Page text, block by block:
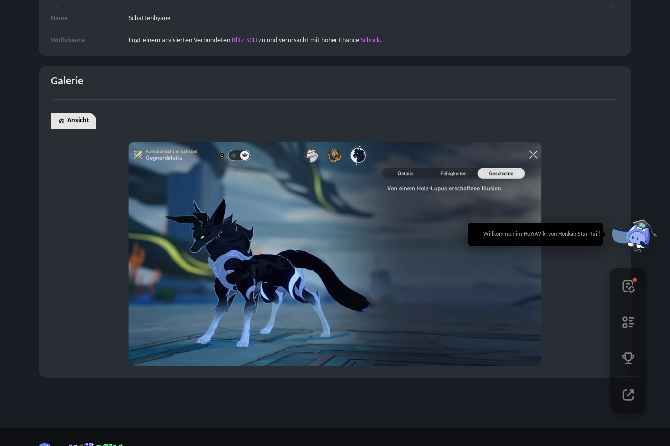
🎉 Willkommen im HoYoWiki von Honkai: Star Rail!
Name Schattenhyäne
Wolfsbeute Fügt einem anvisierten Verbündeten Blitz-SCH zu und verursacht mit hoher Chance Schock.
Galerie
Ansicht